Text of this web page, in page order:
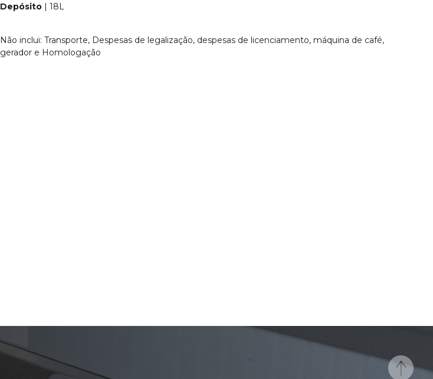
Depósito | 18L
Não inclui: Transporte, Despesas de legalização, despesas de licenciamento, máquina de café,
gerador e Homologação